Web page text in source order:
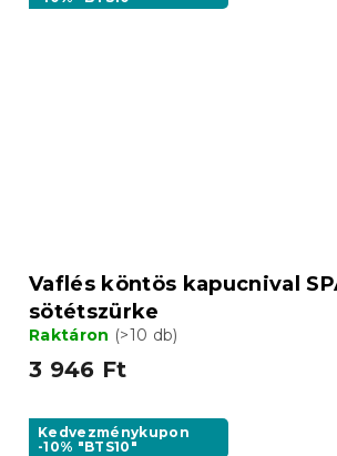
Vaflés köntös kapucnival
sötétszürke
Raktáron (>10 db)
3 946 Ft
Kedvezménykupon
-10% "BTS10"